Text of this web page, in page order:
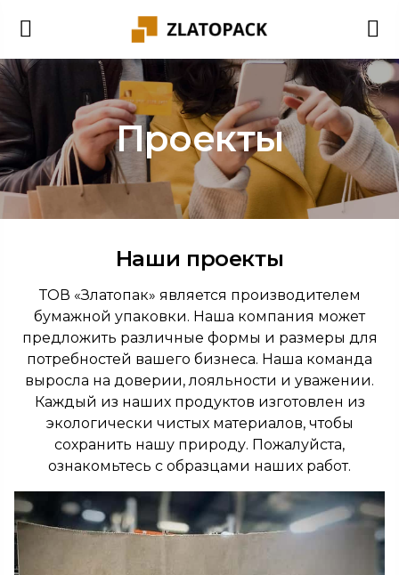
Проекты
Наши проекты
ТОВ «Златопак» является производителем
бумажной упаковки. Наша компания может
предложить различные формы и размеры для
потребностей вашего бизнеса. Наша команда
выросла на доверии, лояльности и уважении.
Каждый из наших продуктов изготовлен из
экологически чистых материалов, чтобы
сохранить нашу природу. Пожалуйста,
ознакомьтесь с образцами наших работ.